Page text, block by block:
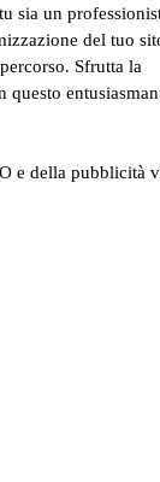
sia un
del tuo
Sfrutta la
e della pubblicità